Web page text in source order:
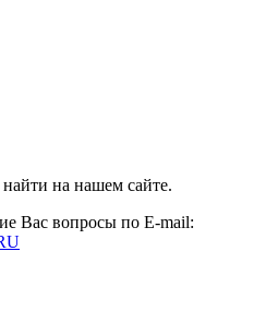
на нашем сайте.
Вас вопросы по E-mail: